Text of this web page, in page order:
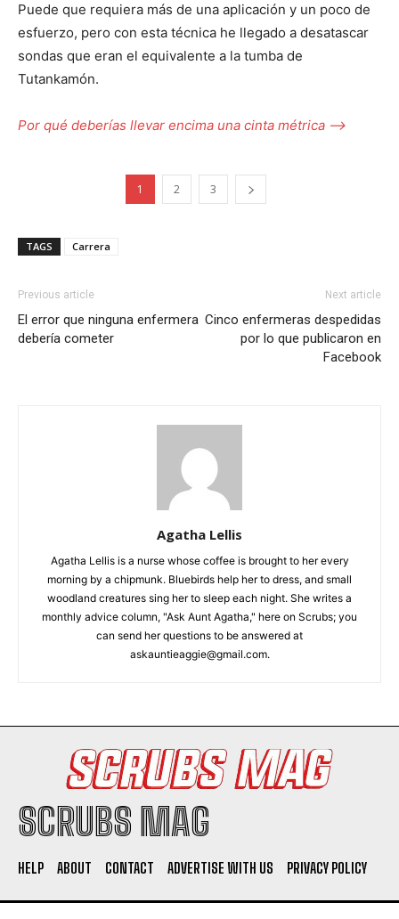
I WANT IN
Puede que requiera más de una aplicación y un poco de
esfuerzo, pero con esta técnica he llegado a desatascar
sondas que eran el equivalente a la tumba de
Tutankamón.
Por qué deberías llevar encima una cinta métrica –>
1 2 3
TAGS Carrera
Previous article
El error que ninguna enfermera
debería cometer
Next article
Cinco enfermeras despedidas
por lo que publicaron en
Facebook
Agatha Lellis
Agatha Lellis is a nurse whose coffee is brought to her every
morning by a chipmunk. Bluebirds help her to dress, and small
woodland creatures sing her to sleep each night. She writes a
monthly advice column, "Ask Aunt Agatha," here on Scrubs; you
can send her questions to be answered at
askauntieaggie@gmail.com.
SCRUBS MAG
HELP ABOUT CONTACT ADVERTISE WITH US PRIVACY POLICY